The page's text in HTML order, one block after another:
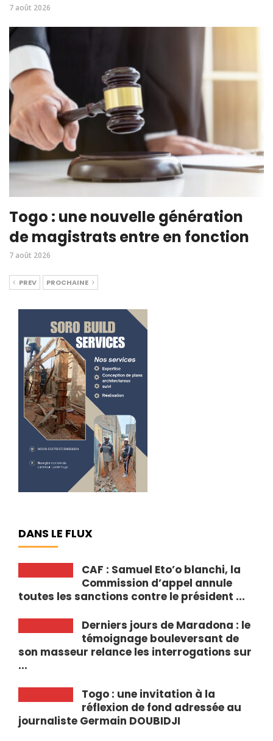
7 août 2026
Togo : une nouvelle génération
de magistrats entre en fonction
7 août 2026
PREV PROCHAINE
DANS LE FLUX
CAF : Samuel Eto’o blanchi, la
Commission d’appel annule
toutes les sanctions contre le président ...
Derniers jours de Maradona : le
témoignage bouleversant de
son masseur relance les interrogations sur
...
Togo : une invitation à la
réflexion de fond adressée au
journaliste Germain DOUBIDJI